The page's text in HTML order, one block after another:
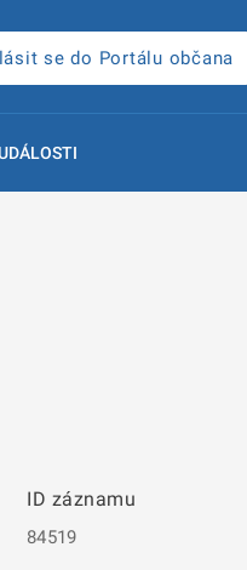
se do Portálu občana
ID záznamu
84519